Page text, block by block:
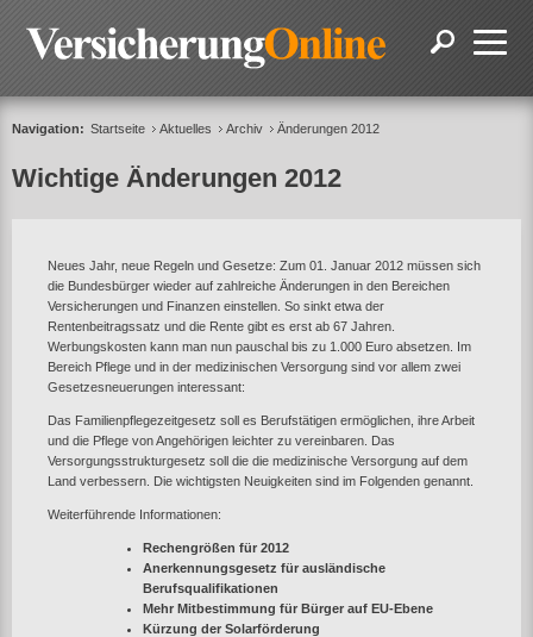
Navigation: Startseite Aktuelles Archiv Änderungen 2012
Wichtige Änderungen 2012
Neues Jahr, neue Regeln und Gesetze: Zum 01. Januar 2012 müssen sich
die Bundesbürger wieder auf zahlreiche Änderungen in den Bereichen
Versicherungen und Finanzen einstellen. So sinkt etwa der
Rentenbeitragssatz und die Rente gibt es erst ab 67 Jahren.
Werbungskosten kann man nun pauschal bis zu 1.000 Euro absetzen. Im
Bereich Pflege und in der medizinischen Versorgung sind vor allem zwei
Gesetzesneuerungen interessant:
Das Familienpflegezeitgesetz soll es Berufstätigen ermöglichen, ihre Arbeit
und die Pflege von Angehörigen leichter zu vereinbaren. Das
Versorgungsstrukturgesetz soll die die medizinische Versorgung auf dem
Land verbessern. Die wichtigsten Neuigkeiten sind im Folgenden genannt.
Weiterführende Informationen:
Rechengrößen für 2012
Anerkennungsgesetz für ausländische
Berufsqualifikationen
Mehr Mitbestimmung für Bürger auf EU-Ebene
Kürzung der Solarförderung